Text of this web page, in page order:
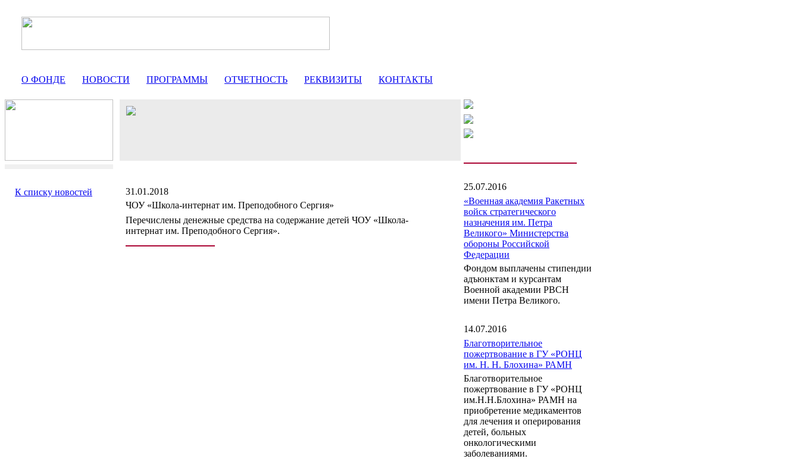
О ФОНДЕ НОВОСТИ ПРОГРАММЫ ОТЧЕТНОСТЬ РЕКВИЗИТЫ КОНТАКТЫ
К списку новостей
31.01.2018
ЧОУ «Школа-интернат им. Преподобного Сергия»
Перечислены денежные средства на содержание детей ЧОУ «Школа-
интернат им. Преподобного Сергия».
25.07.2016
«Военная академия Ракетных
войск стратегического
назначения им. Петра
Великого» Министерства
обороны Российской
Федерации
Фондом выплачены стипендии
адъюнктам и курсантам
Военной академии РВСН
имени Петра Великого.
14.07.2016
Благотворительное
пожертвование в ГУ «РОНЦ
им. Н. Н. Блохина» РАМН
Благотворительное
пожертвование в ГУ «РОНЦ
им.Н.Н.Блохина» РАМН на
приобретение медикаментов
для лечения и оперирования
детей, больных
онкологическими
заболеваниями.